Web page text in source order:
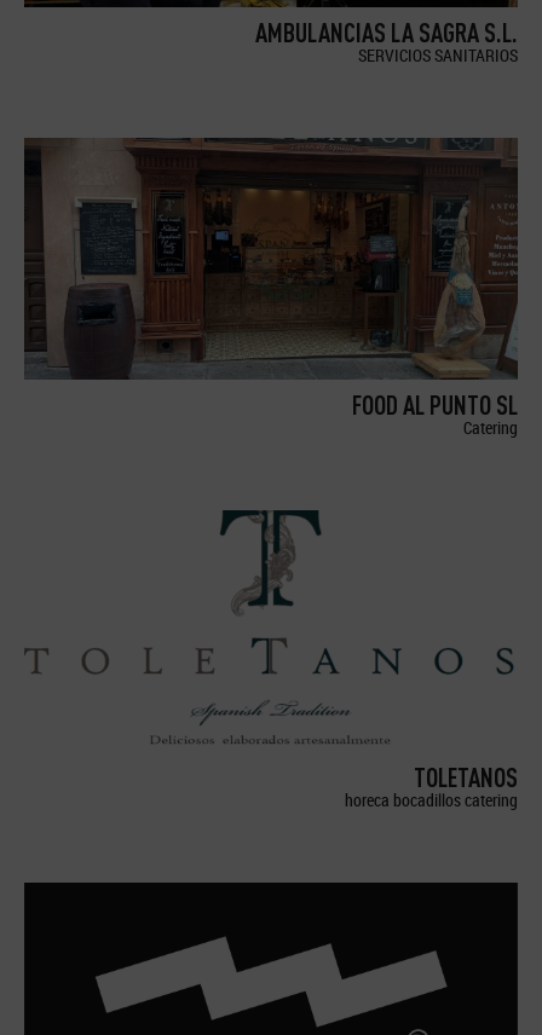
AMBULANCIAS LA SAGRA S.L.
SERVICIOS SANITARIOS
FOOD AL PUNTO SL
Catering
TOLETANOS
horeca bocadillos catering